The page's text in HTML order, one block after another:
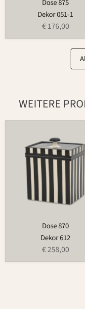
Dose 875
Dekor 051-1
€ 176,00
WEITERE
Dose 870
Dekor 612
€ 258,00